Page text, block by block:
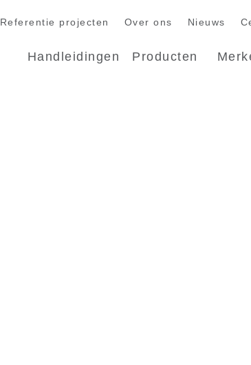
Referentie projecten Over ons Nieuws
Handleidingen Producten